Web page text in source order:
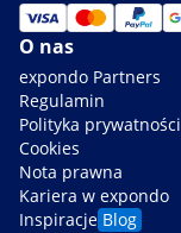
O nas
expondo Partners
Regulamin
Polityka prywatności
Cookies
Nota prawna
Kariera w expondo
Inspiracje Blog